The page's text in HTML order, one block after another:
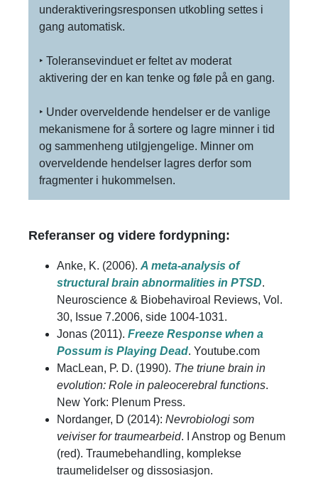
underaktiveringsresponsen utkobling settes i
gang automatisk.
‣ Toleransevinduet er feltet av moderat
aktivering der en kan tenke og føle på en gang.
‣ Under overveldende hendelser er de vanlige
mekanismene for å sortere og lagre minner i tid
og sammenheng utilgjengelige. Minner om
overveldende hendelser lagres derfor som
fragmenter i hukommelsen.
Referanser og videre fordypning:
Anke, K. (2006). A meta-analysis of
structural brain abnormalities in PTSD.
Neuroscience & Biobehaviroal Reviews, Vol.
30, Issue 7.2006, side 1004-1031.
Jonas (2011). Freeze Response when a
Possum is Playing Dead. Youtube.com
MacLean, P. D. (1990). The triune brain in
evolution: Role in paleocerebral functions.
New York: Plenum Press.
Nordanger, D (2014): Nevrobiologi som
veiviser for traumearbeid. I Anstrop og Benum
(red). Traumebehandling, komplekse
traumelidelser og dissosiasjon.